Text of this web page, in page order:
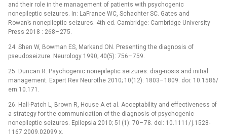
and their role in the management of patients with psychogenic
nonepileptic seizures. In: LaFrance WC, Schachter SC. Gates and
Rowan’s nonepileptic seizures. 4th ed. Cambridge: Cambridge University
Press 2018 : 268– 275.
24. Shen W, Bowman ES, Markand ON. Present­­ing the dia­gnosis of
pseudoseizure. Neurology 1990; 40(5): 756–759.
25. Duncan R. Psychogenic nonepileptic seizures: dia­g­­-nosis and initial
management. Expert Rev Neurothe 2010; 10(12): 1803– 1809. doi: 10.1586/
ern.10.171.
26. Hal­l-Patch L, Brown R, House A et al. Acceptability and ef­fectiveness of
a strategy for the com­munication of the dia­gnosis of psychogenic
nonepileptic seizures. Epilepsia 2010; 51(1): 70–78. doi: 10.1111/j.1528-
1167.2009.02099.x.